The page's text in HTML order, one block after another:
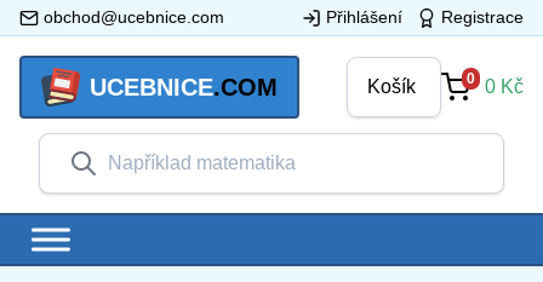
obchod@ucebnice.com Přihlášení Registrace
UCEBNICE.COM Košík 0 0 Kč